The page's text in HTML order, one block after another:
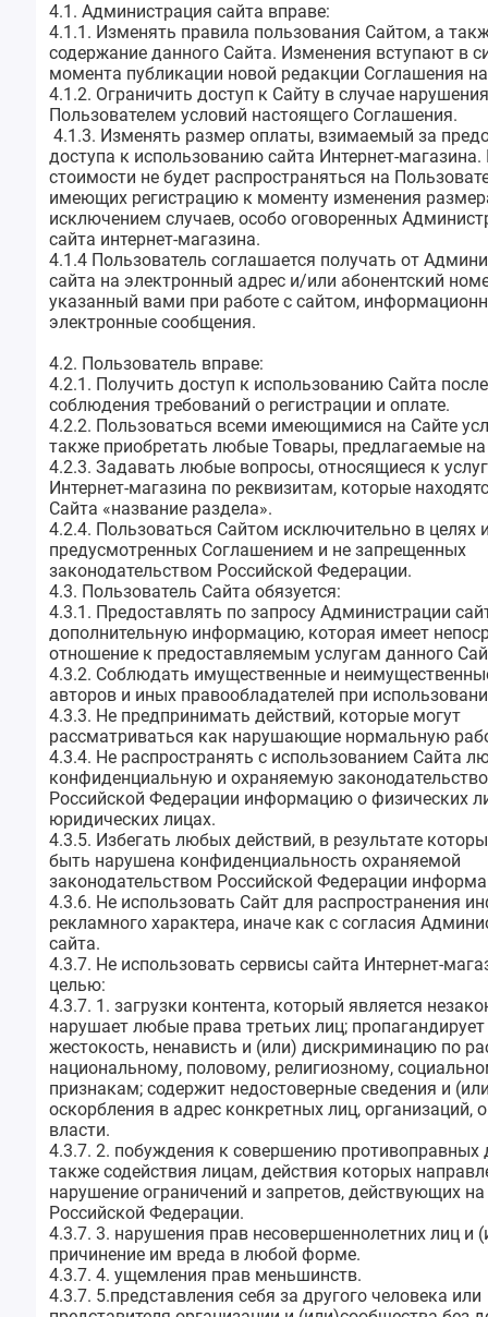
4.1. Администрация сайта вправе:
4.1.1. Изменять правила пользования Сайтом, а
содержание данного Сайта. Изменения вступают в
момента публикации новой редакции Соглашения
4.1.2. Ограничить доступ к Сайту в случае нарушения
Пользователем условий настоящего Соглашения.
4.1.3. Изменять размер оплаты, взимаемый за
доступа к использованию сайта Интернет-
стоимости не будет распространяться на
имеющих регистрацию к моменту изменения
исключением случаев, особо оговоренных
сайта интернет-магазина.
4.1.4 Пользователь соглашается получать от
сайта на электронный адрес и/или абонентский
указанный вами при работе с сайтом,
электронные сообщения.
4.2. Пользователь вправе:
4.2.1. Получить доступ к использованию Сайта после
соблюдения требований о регистрации и оплате.
4.2.2. Пользоваться всеми имеющимися на Сайте
также приобретать любые Товары, предлагаемые на
4.2.3. Задавать любые вопросы, относящиеся к
Интернет-магазина по реквизитам, которые
Сайта «название раздела».
4.2.4. Пользоваться Сайтом исключительно в целях
предусмотренных Соглашением и не запрещенных
законодательством Российской Федерации.
4.3. Пользователь Сайта обязуется:
4.3.1. Предоставлять по запросу Администрации
дополнительную информацию, которая имеет
отношение к предоставляемым услугам данного
4.3.2. Соблюдать имущественные и
авторов и иных правообладателей при
4.3.3. Не предпринимать действий, которые могут
рассматриваться как нарушающие нормальную
4.3.4. Не распространять с использованием Сайта
конфиденциальную и охраняемую
Российской Федерации информацию о физических
юридических лицах.
4.3.5. Избегать любых действий, в результате
быть нарушена конфиденциальность охраняемой
законодательством Российской Федерации
4.3.6. Не использовать Сайт для распространения
рекламного характера, иначе как с согласия
сайта.
4.3.7. Не использовать сервисы сайта Интернет-
целью:
4.3.7. 1. загрузки контента, который является
нарушает любые права третьих лиц; пропагандирует
жестокость, ненависть и (или) дискриминацию по
национальному, половому, религиозному,
признакам; содержит недостоверные сведения и
оскорбления в адрес конкретных лиц, организаций,
власти.
4.3.7. 2. побуждения к совершению противоправных
также содействия лицам, действия которых
нарушение ограничений и запретов, действующих на
Российской Федерации.
4.3.7. 3. нарушения прав несовершеннолетних лиц и
причинение им вреда в любой форме.
4.3.7. 4. ущемления прав меньшинств.
4.3.7. 5.представления себя за другого человека или